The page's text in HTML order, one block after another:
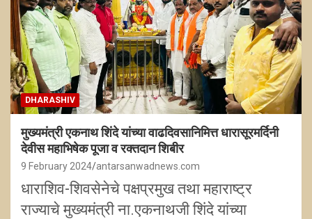
DHARASHIV
मुख्यमंत्री एकनाथ शिंदे यांच्या वाढदिवसानिमित्त धारासूरमर्दिनी
देवीस महाभिषेक पूजा व रक्तदान शिबीर
9 February 2024 antarsanwadnews.com
धाराशिव-शिवसेनेचे पक्षप्रमुख तथा महाराष्ट्र
राज्याचे मुख्यमंत्री ना.एकनाथजी शिंदे यांच्या